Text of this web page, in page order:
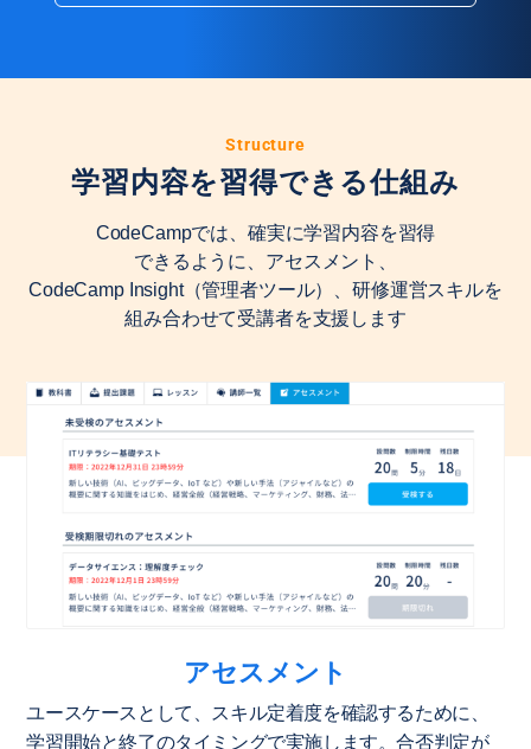
Structure
学習内容を習得できる仕組み
CodeCampでは、確実に学習内容を習得
できるように、アセスメント、
CodeCamp Insight（管理者ツール）、研修運営スキルを
組み合わせて受講者を支援します
アセスメント
ユースケースとして、スキル定着度を確認するために、
学習開始と終了のタイミングで実施します。合否判定が